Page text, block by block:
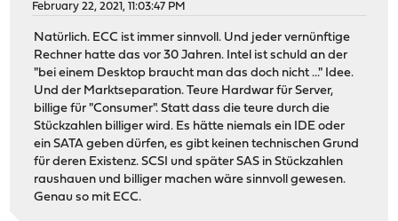
February 22, 2021, 11:03:47 PM
Natürlich. ECC ist immer sinnvoll. Und jeder vernünftige
Rechner hatte das vor 30 Jahren. Intel ist schuld an der
"bei einem Desktop braucht man das doch nicht ..." Idee.
Und der Marktseparation. Teure Hardwar für Server,
billige für "Consumer". Statt dass die teure durch die
Stückzahlen billiger wird. Es hätte niemals ein IDE oder
ein SATA geben dürfen, es gibt keinen technischen Grund
für deren Existenz. SCSI und später SAS in Stückzahlen
raushauen und billiger machen wäre sinnvoll gewesen.
Genau so mit ECC.